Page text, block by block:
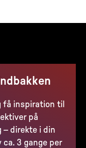
få inspiration til
på
– direkte i din
3 gange per